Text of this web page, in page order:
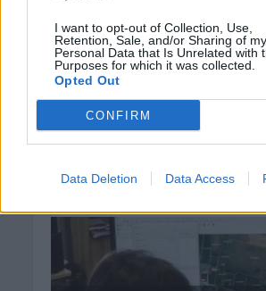
I want to opt-out of Collection, Use,
Retention, Sale, and/or Sharing of my
Personal Data that Is Unrelated with
Purposes for which it was collected.
Opted Out
CONFIRM
Data Deletion Data Access